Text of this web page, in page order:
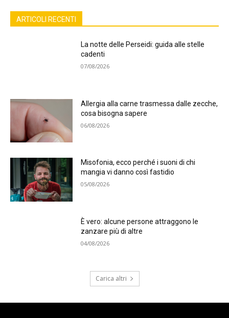
ARTICOLI RECENTI
La notte delle Perseidi: guida alle stelle
cadenti
07/08/2026
Allergia alla carne trasmessa dalle zecche,
cosa bisogna sapere
06/08/2026
Misofonia, ecco perché i suoni di chi
mangia vi danno così fastidio
05/08/2026
È vero: alcune persone attraggono le
zanzare più di altre
04/08/2026
Carica altri